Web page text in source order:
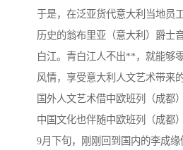
于是，在泛亚货代意大利当地员
历史的翁布里亚（意大利）爵士
白江。青白江人不出**，就能够
风情，享受意大利人文艺术带来的
国外人文艺术借中欧班列（成都
中国文化也伴随中欧班列（成都
9月下旬，刚刚回到国内的李成